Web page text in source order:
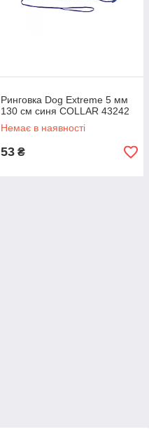
Ринговка Dog Extreme 5 мм
130 см синя COLLAR 43242
Немає в наявності
53 ₴